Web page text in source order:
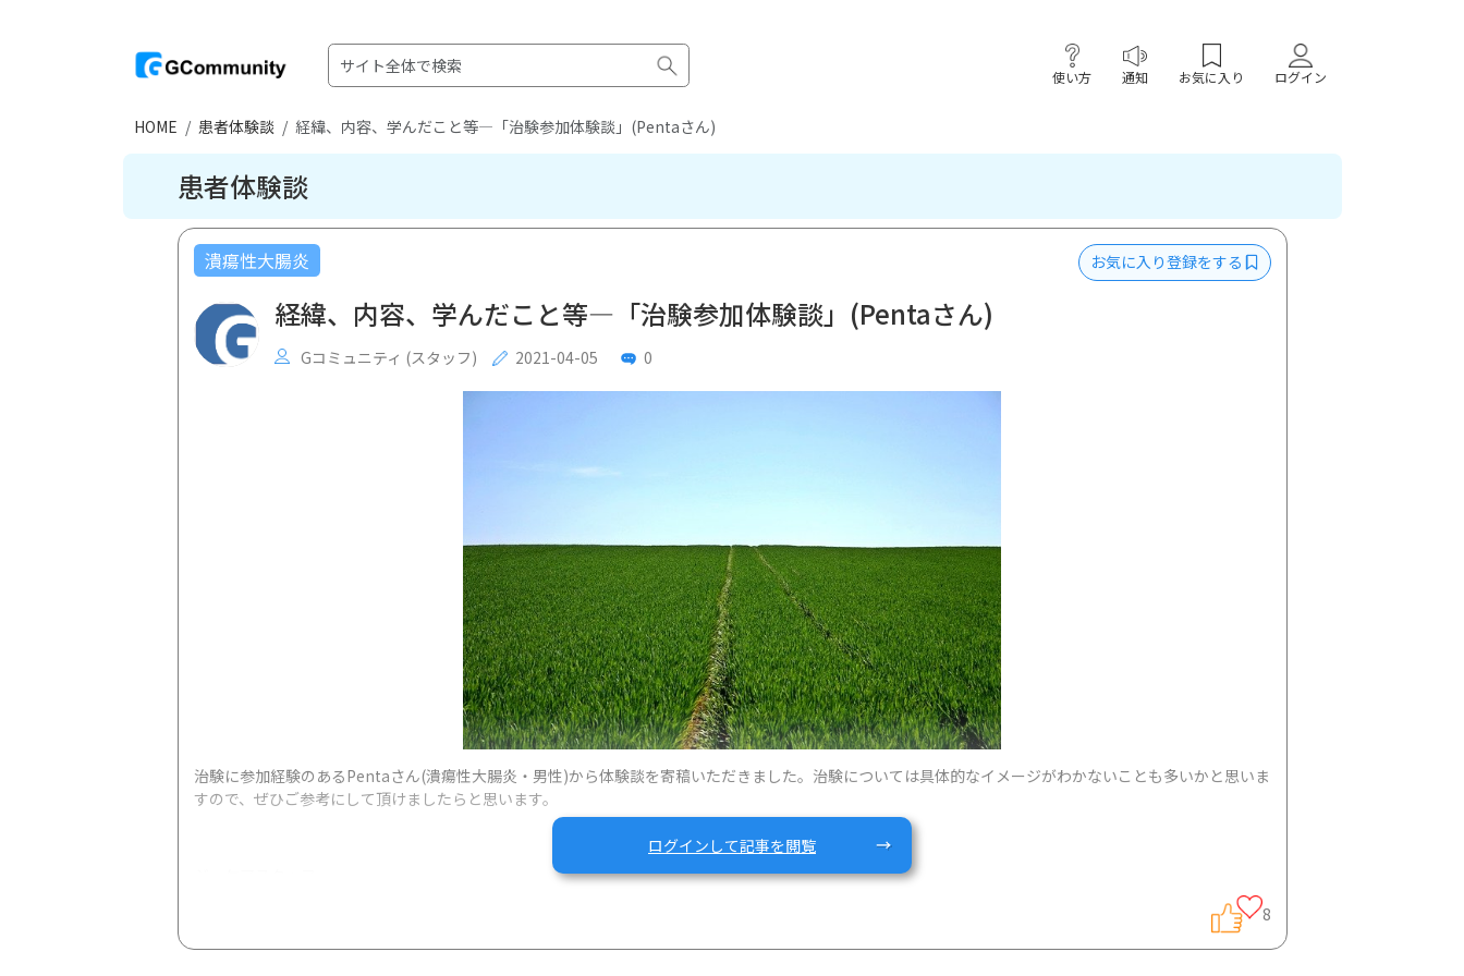
使い方 通知 お気に入り ログイン
HOME 患者体験談 経緯、内容、学んだこと等―「治験参加体験談」(Pentaさん)
患者体験談
潰瘍性大腸炎 お気に入り登録をする
経緯、内容、学んだこと等―「治験参加体験談」(Pentaさん)
Gコミュニティ (スタッフ) 2021-04-05 0
治験に参加経験のあるPentaさん(潰瘍性大腸炎・男性)から体験談を寄稿いただきました。治験については具体的なイメージがわかないことも多いかと思いま
すので、ぜひご参考にして頂けましたらと思います。
ログインして記事を閲覧
8